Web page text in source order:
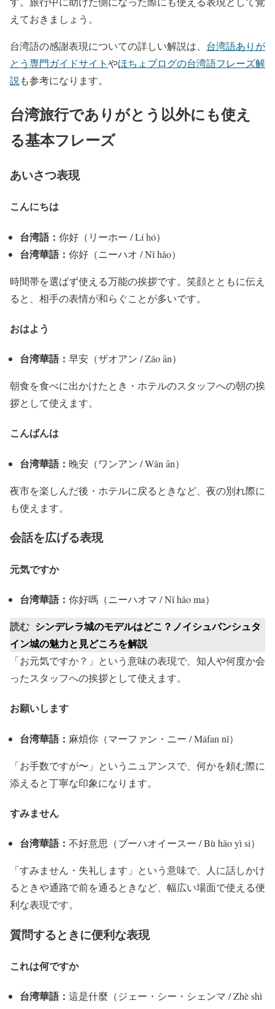
えておきましょう。
台湾語の感謝表現についての詳しい解説は、 台湾語ありが
とう専門ガイドサイトやほちょブログの台湾語フレーズ解
説も参考になります。
台湾旅行でありがとう以外にも使え
る基本フレーズ
あいさつ表現
こんにちは
台湾語： 你好（リーホー / Lí hó）
台湾華語： 你好（ニーハオ / Nǐ hǎo）
時間帯を選ばず使える万能の挨拶です。笑顔とともに伝え
ると、相手の表情が和らぐことが多いです。
おはよう
台湾華語： 早安（ザオアン / Zǎo ān）
朝食を食べに出かけたとき・ホテルのスタッフへの朝の挨
拶として使えます。
こんばんは
台湾華語： 晚安（ワンアン / Wǎn ān）
夜市を楽しんだ後・ホテルに戻るときなど、夜の別れ際に
も使えます。
会話を広げる表現
元気ですか
台湾華語： 你好嗎（ニーハオマ / Nǐ hǎo ma）
読む シンデレラ城のモデルはどこ？ノイシュバンシュタ
イン城の魅力と見どころを解説
「お元気ですか？」という意味の表現で、知人や何度か会
ったスタッフへの挨拶として使えます。
お願いします
台湾華語： 麻煩你（マーファン・ニー / Máfan nǐ）
「お手数ですが〜」というニュアンスで、何かを頼む際に
添えると丁寧な印象になります。
すみません
台湾華語： 不好意思（ブーハオイースー / Bù hǎo yì si）
「すみません・失礼します」という意味で、人に話しかけ
るときや通路で前を通るときなど、幅広い場面で使える便
利な表現です。
質問するときに便利な表現
これは何ですか
台湾華語： 這是什麼（ジェー・シー・シェンマ / Zhè shì